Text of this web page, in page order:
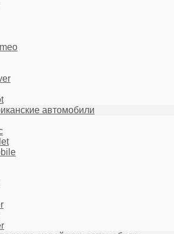
автомобили